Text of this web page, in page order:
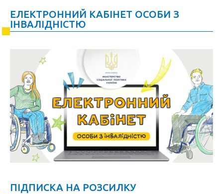
ЕЛЕКТРОННИЙ КАБІНЕТ ОСОБИ З
ІНВАЛІДНІСТЮ
ПІДПИСКА НА РОЗСИЛКУ